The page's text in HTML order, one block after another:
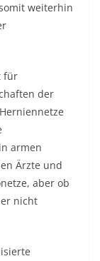
weiterhin
für
der
armen
Ärzte und
aber ob
nicht